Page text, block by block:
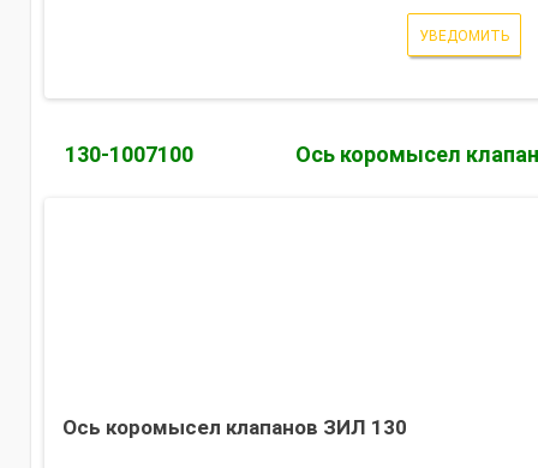
УВЕДОМИТЬ
130-1007100 Ось коромысел
Ось коромысел клапанов ЗИЛ 130